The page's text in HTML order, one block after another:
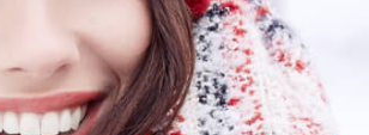
Dati di Addestramento AI